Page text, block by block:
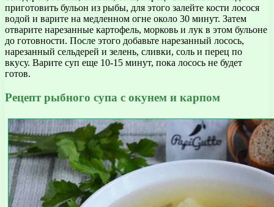
приготовить бульон из рыбы, для этого залейте кости лосося
водой и варите на медленном огне около 30 минут. Затем
отварите нарезанные картофель, морковь и лук в этом бульоне
до готовности. После этого добавьте нарезанный лосось,
нарезанный сельдерей и зелень, сливки, соль и перец по
вкусу. Варите суп еще 10-15 минут, пока лосось не будет
готов.
Рецепт рыбного супа с окунем и карпом